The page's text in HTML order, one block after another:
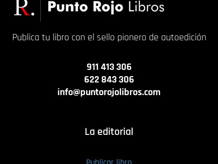
Publica tu libro con el sello pionero de autoedición
911 413 306
622 843 306
info@puntorojolibros.com
La editorial